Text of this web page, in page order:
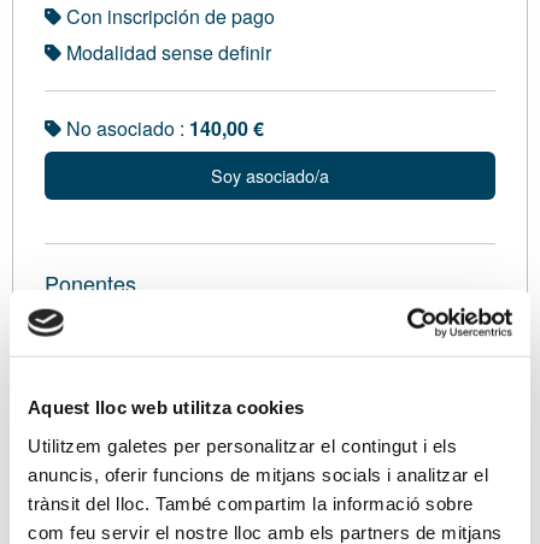
Aquest lloc web utilitza cookies
Utilitzem galetes per personalitzar el contingut i els
anuncis, oferir funcions de mitjans socials i analitzar el
trànsit del lloc. També compartim la informació sobre
com feu servir el nostre lloc amb els partners de mitjans
Con inscripción de pago
Modalidad sense definir
No asociado : 140,00 €
Soy asociado/a
Ponentes
Amb en Vicente Arbona i Mas, Llicenciat en
Administració i Direcció d'Empreses per la UNED.
Servei de Consultoria Fiscal i Coordinador del Club
de l'IVA de l'APttCB.
Descripción